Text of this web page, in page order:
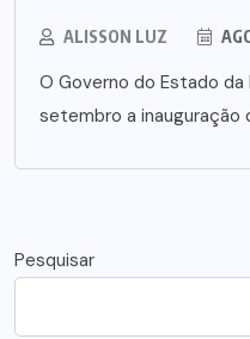
ALISSON LUZ
O Governo do Estado da
setembro a inauguração
Pesquisar